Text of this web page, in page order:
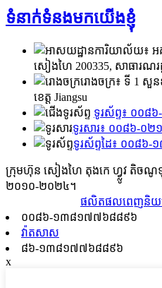
ទំនាក់ទំនងមកយើងខ្ញុំ
ការិយាល័យ៖ អគ
សៀងហៃ 200335, សាធារណរ
រោងចក្រ៖ ទី 1 សួន
ខេត្ត Jiangsu
ទូរស័ព្ទ៖ ០០៨
ទូរសារ៖ ០០៨៦-០
ទូរស័ព្ទដៃ៖ ០០៨៦
ក្រុមហ៊ុន សៀងហៃ តុងកេ ហ្វ្លូវ តិចណូ
២០១០-២០២៤។
ផលិតផលពេញនិយ
០០៨៦-១៣៨១៧៧៦៨៨៩៦
វ៉ាតសាស
៨៦-១៣៨១៧៧៦៨៨៩៦
x